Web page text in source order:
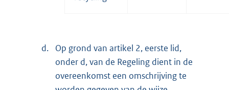
d.
Op grond van artikel 2, eerste lid,
onder d, van de Regeling dient in de
overeenkomst een omschrijving te